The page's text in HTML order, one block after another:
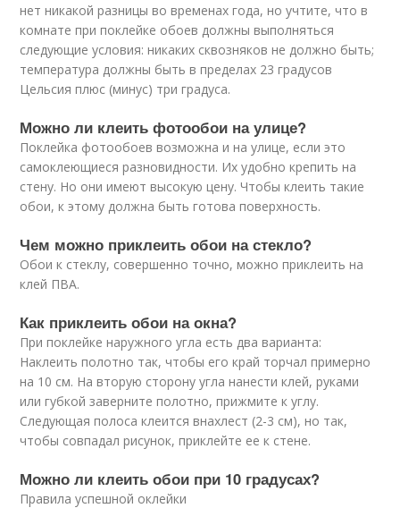
нет никакой разницы во временах года, но учтите, что в
комнате при поклейке обоев должны выполняться
следующие условия: никаких сквозняков не должно быть;
температура должны быть в пределах 23 градусов
Цельсия плюс (минус) три градуса.
Можно ли клеить фотообои на улице?
Поклейка фотообоев возможна и на улице, если это
самоклеющиеся разновидности. Их удобно крепить на
стену. Но они имеют высокую цену. Чтобы клеить такие
обои, к этому должна быть готова поверхность.
Чем можно приклеить обои на стекло?
Обои к стеклу, совершенно точно, можно приклеить на
клей ПВА.
Как приклеить обои на окна?
При поклейке наружного угла есть два варианта:
Наклеить полотно так, чтобы его край торчал примерно
на 10 см. На вторую сторону угла нанести клей, руками
или губкой заверните полотно, прижмите к углу.
Следующая полоса клеится внахлест (2-3 см), но так,
чтобы совпадал рисунок, приклейте ее к стене.
Можно ли клеить обои при 10 градусах?
Правила успешной оклейки